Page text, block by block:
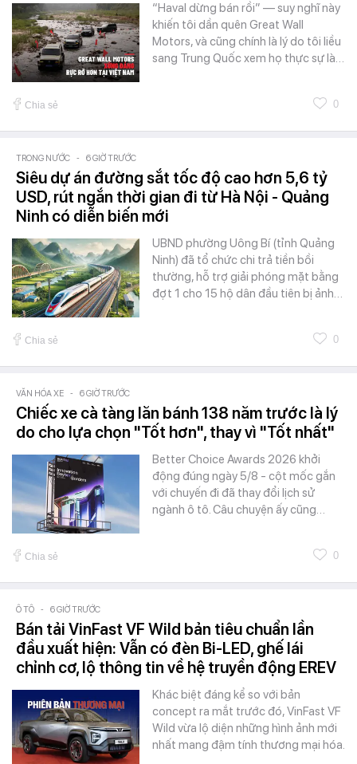
“Haval dừng bán rồi” — suy nghĩ này
khiến tôi dần quên Great Wall
Motors, và cũng chính là lý do tôi liều
sang Trung Quốc xem họ thực sự là…
Chia sẻ 0
TRONG NƯỚC - 6 GIỜ TRƯỚC
Siêu dự án đường sắt tốc độ cao hơn 5,6 tỷ
USD, rút ngắn thời gian đi từ Hà Nội - Quảng
Ninh có diễn biến mới
UBND phường Uông Bí (tỉnh Quảng
Ninh) đã tổ chức chi trả tiền bồi
thường, hỗ trợ giải phóng mặt bằng
đợt 1 cho 15 hộ dân đầu tiên bị ảnh…
Chia sẻ 0
VĂN HÓA XE - 6 GIỜ TRƯỚC
Chiếc xe cà tàng lăn bánh 138 năm trước là lý
do cho lựa chọn "Tốt hơn", thay vì "Tốt nhất"
Better Choice Awards 2026 khởi
động đúng ngày 5/8 - cột mốc gắn
với chuyến đi đã thay đổi lịch sử
ngành ô tô. Câu chuyện ấy cũng…
Chia sẻ 0
Ô TÔ - 6 GIỜ TRƯỚC
Bán tải VinFast VF Wild bản tiêu chuẩn lần
đầu xuất hiện: Vẫn có đèn Bi-LED, ghế lái
chỉnh cơ, lộ thông tin về hệ truyền động EREV
Khác biệt đáng kể so với bản
concept ra mắt trước đó, VinFast VF
Wild vừa lộ diện những hình ảnh mới
nhất mang đậm tính thương mại hóa.